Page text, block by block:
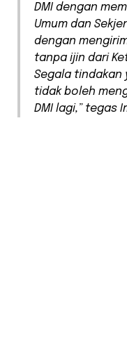
DMI dengan
Umum dan
dengan
tanpa ijin dari
Segala tindakan
tidak boleh
DMI lagi,” tegas